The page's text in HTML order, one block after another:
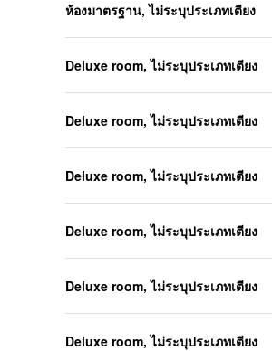
ห้องมาตรฐาน, ไม่ระบุประเภทเตียง
Deluxe room, ไม่ระบุประเภทเตียง
Deluxe room, ไม่ระบุประเภทเตียง
Deluxe room, ไม่ระบุประเภทเตียง
Deluxe room, ไม่ระบุประเภทเตียง
Deluxe room, ไม่ระบุประเภทเตียง
Deluxe room, ไม่ระบุประเภทเตียง